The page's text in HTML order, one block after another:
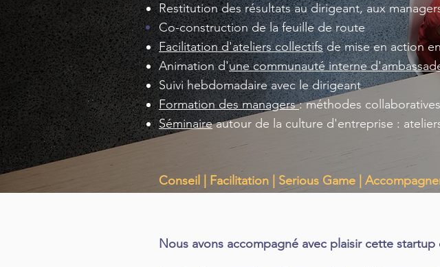
Restitution des résultats au dirigeant, aux
Co-constructionde la feuille de route
Facilitation d'ateliers collectifsde mise en action
Animation d'une communauté interne
Suivi hebdomadaire avec le dirigeant
Formation des managers: méthodes
Séminaireautour de la culture d'entreprise :
Conseil | Facilitation | Serious Game |
Nous avons accompagné avec plaisir cette startup